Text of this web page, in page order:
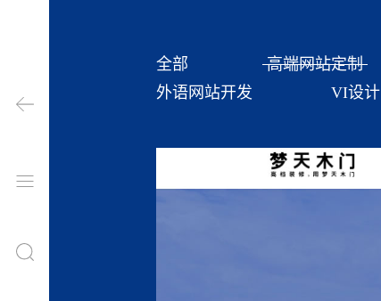
全部 高端网站定制
外语网站开发
VI设计